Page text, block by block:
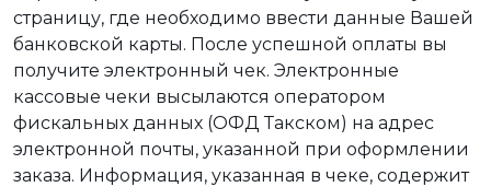
страницу, где необходимо ввести данные Вашей
банковской карты. После успешной оплаты вы
получите электронный чек. Электронные
кассовые чеки высылаются оператором
фискальных данных (ОФД Такском) на адрес
электронной почты, указанной при оформлении
заказа. Информация, указанная в чеке, содержит